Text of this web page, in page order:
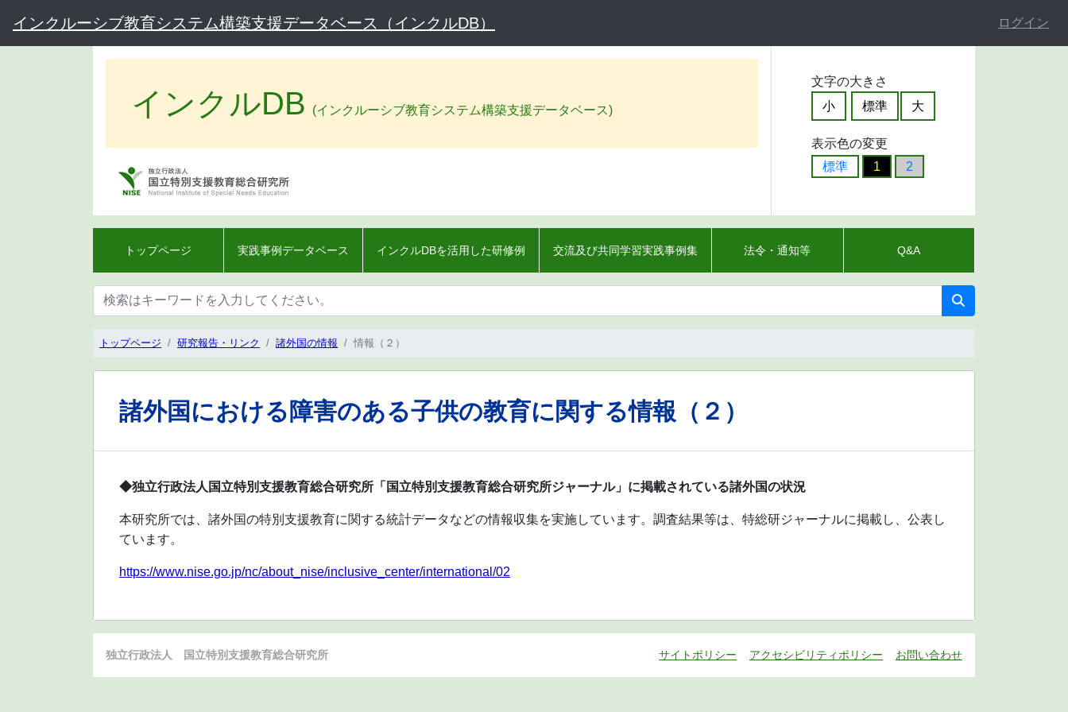
インクルーシブ教育システム構築支援データベース（インクルDB） ログイン
インクルDB (インクルーシブ教育システム構築支援データベース)
文字の大きさ
小
標準 大
表示色の変更
標準
1 2
トップページ 実践事例データベース インクルDBを活用した研修例 交流及び共同学習実践事例集 法令・通知等 Q&A
トップページ 研究報告・リンク 諸外国の情報 情報（２）
諸外国における障害のある子供の教育に関する情報（２）
◆独立行政法人国立特別支援教育総合研究所「国立特別支援教育総合研究所ジャーナル」に掲載されている諸外国の状況
本研究所では、諸外国の特別支援教育に関する統計データなどの情報収集を実施しています。調査結果等は、特総研ジャーナルに掲載し、公表し
ています。
https://www.nise.go.jp/nc/about_nise/inclusive_center/international/02
独立行政法人 国立特別支援教育総合研究所 サイトポリシー アクセシビリティポリシー お問い合わせ